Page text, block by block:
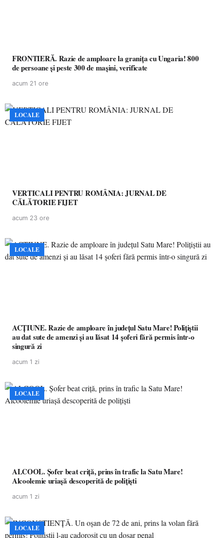
FRONTIERĂ. Razie de amploare la granița cu Ungaria! 800
de persoane și peste 300 de mașini, verificate
acum 21 ore
LOCALE
VERTICALI PENTRU ROMÂNIA: JURNAL DE
CĂLĂTORIE FIJET
acum 23 ore
LOCALE
ACȚIUNE. Razie de amploare în județul Satu Mare! Polițiștii
au dat sute de amenzi și au lăsat 14 șoferi fără permis într-o
singură zi
acum 1 zi
LOCALE
ALCOOL. Șofer beat criță, prins în trafic la Satu Mare!
Alcoolemie uriașă descoperită de polițiști
acum 1 zi
LOCALE